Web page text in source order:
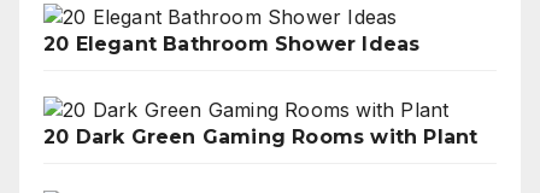
20 Elegant Bathroom Shower Ideas
20 Dark Green Gaming Rooms with Plant